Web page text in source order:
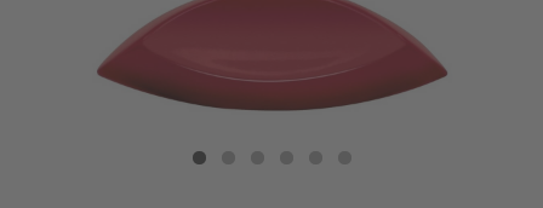
Calvin Klein My Euphoria Eau de Parfum